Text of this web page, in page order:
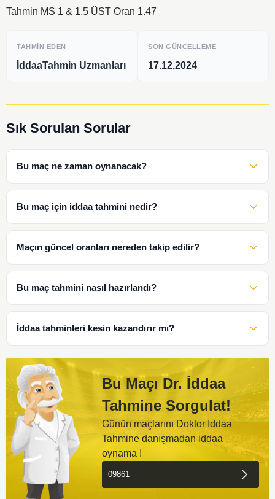
Tahmin MS 1 & 1.5 ÜST Oran 1.47
TAHMIN EDEN
İddaaTahmin Uzmanları
SON GÜNCELLEME
17.12.2024
Sık Sorulan Sorular
Bu maç ne zaman oynanacak?
Bu maç için iddaa tahmini nedir?
Maçın güncel oranları nereden takip edilir?
Bu maç tahmini nasıl hazırlandı?
İddaa tahminleri kesin kazandırır mı?
Bu Maçı Dr. İddaa
Tahmine Sorgulat!
Günün maçlarını Doktor İddaa
Tahmine danışmadan iddaa
oynama !